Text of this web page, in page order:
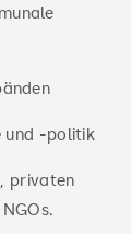
und -politik
privaten